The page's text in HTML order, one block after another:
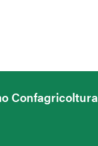
Confagricoltura